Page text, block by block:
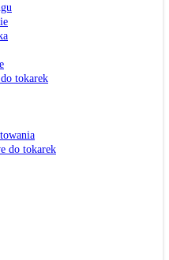
tokarek
do tokarek